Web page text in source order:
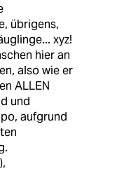
übrigens,
xyz!
hier an
also wie er
ALLEN
und
aufgrund